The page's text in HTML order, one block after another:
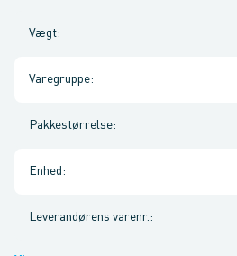
Vægt:
Varegruppe:
Pakkestørrelse:
Enhed :
Leverandørens varenr. :